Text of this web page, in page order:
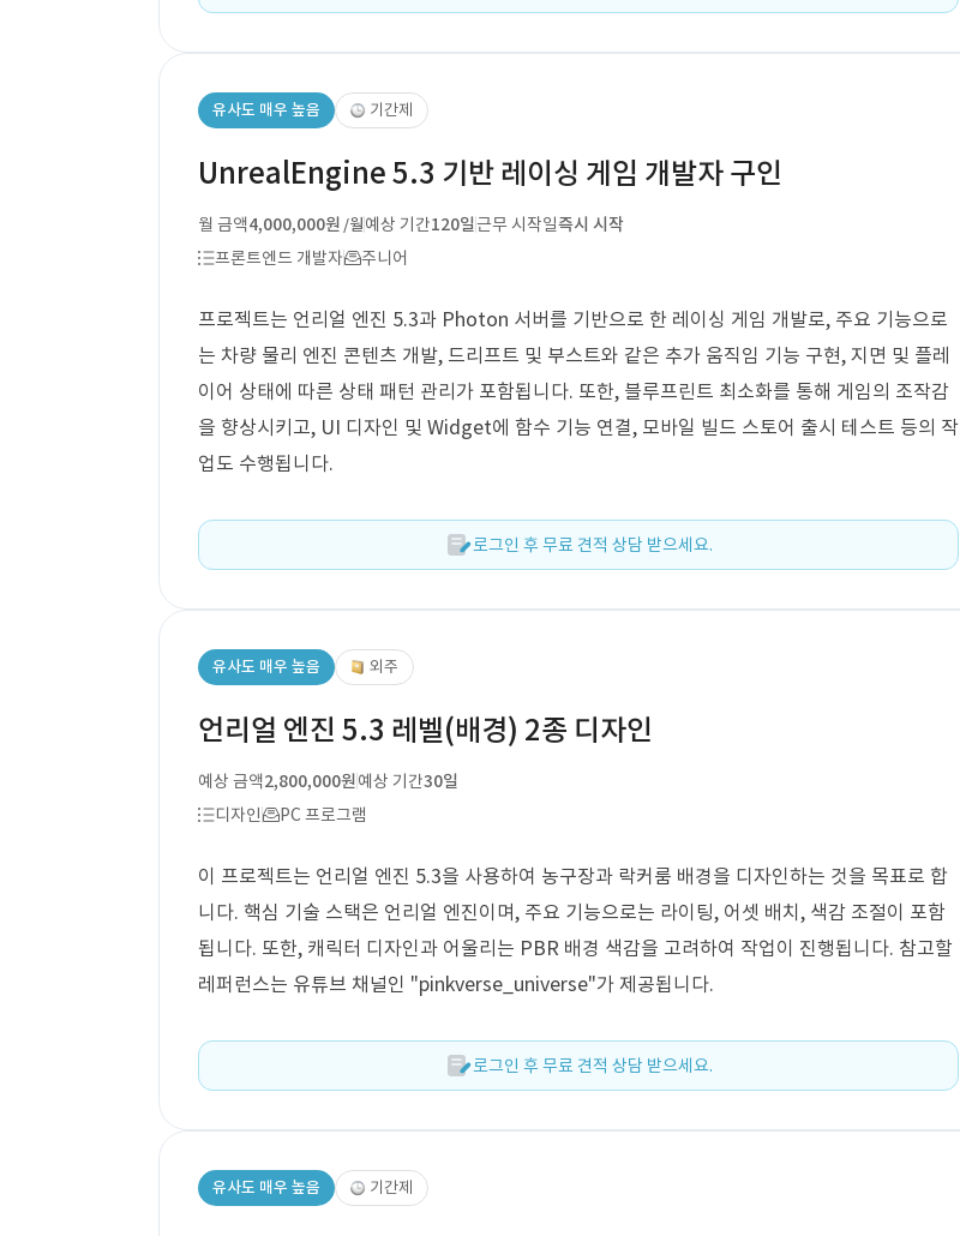
유사도 매우 높음 기간제
UnrealEngine 5.3 기반 레이싱 게임 개발자 구인
월 금액4,000,000원 /월예상 기간120일근무 시작일즉시 시작
프론트엔드 개발자
주니어
프로젝트는 언리얼 엔진 5.3과 Photon 서버를 기반으로 한 레이싱 게임 개발로, 주요 기능으로
는 차량 물리 엔진 콘텐츠 개발, 드리프트 및 부스트와 같은 추가 움직임 기능 구현, 지면 및 플레
이어 상태에 따른 상태 패턴 관리가 포함됩니다. 또한, 블루프린트 최소화를 통해 게임의 조작감
을 향상시키고, UI 디자인 및 Widget에 함수 기능 연결, 모바일 빌드 스토어 출시 테스트 등의 작
업도 수행됩니다.
로그인 후 무료 견적 상담 받으세요.
유사도 매우 높음 외주
언리얼 엔진 5.3 레벨(배경) 2종 디자인
예상 금액2,800,000원예상 기간30일
디자인
PC 프로그램
이 프로젝트는 언리얼 엔진 5.3을 사용하여 농구장과 락커룸 배경을 디자인하는 것을 목표로 합
니다. 핵심 기술 스택은 언리얼 엔진이며, 주요 기능으로는 라이팅, 어셋 배치, 색감 조절이 포함
됩니다. 또한, 캐릭터 디자인과 어울리는 PBR 배경 색감을 고려하여 작업이 진행됩니다. 참고할
레퍼런스는 유튜브 채널인 "pinkverse_universe"가 제공됩니다.
로그인 후 무료 견적 상담 받으세요.
유사도 매우 높음 기간제